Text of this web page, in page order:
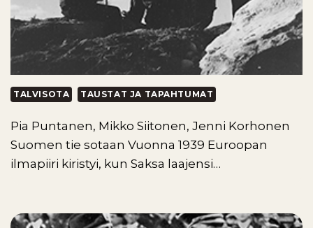
TALVISOTA TAUSTAT JA TAPAHTUMAT
Pia Puntanen, Mikko Siitonen, Jenni Korhonen
Suomen tie sotaan Vuonna 1939 Euroopan
ilmapiiri kiristyi, kun Saksa laajensi…